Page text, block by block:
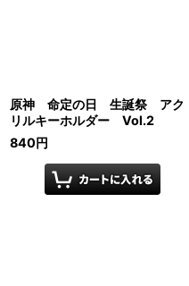
原神 命定の日 生誕祭 アク
リルキーホルダー Vol.2
840円